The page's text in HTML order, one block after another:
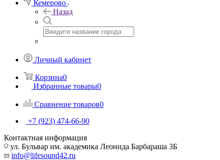
Кемерово
Назад
Личный кабинет
Корзина0
Избранные товары0
Сравнение товаров0
+7 (923) 474-66-90
Контактная информация
ул. Бульвар им. академика Леонида Барбараша 3Б
info@lifesound42.ru